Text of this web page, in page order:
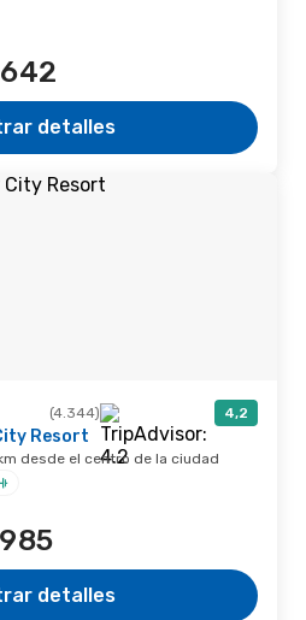
detalles
(4.344) 4,2
Resort
desde el centro de la ciudad
detalles